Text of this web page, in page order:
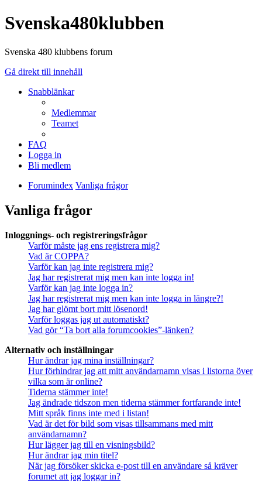
Svenska480klubben
Svenska 480 klubbens forum
Gå direkt till innehåll
Snabblänkar
Medlemmar
Teamet
FAQ
Logga in
Bli medlem
Forumindex Vanliga frågor
Vanliga frågor
Inloggnings- och registreringsfrågor
Varför måste jag ens registrera mig?
Vad är COPPA?
Varför kan jag inte registrera mig?
Jag har registrerat mig men kan inte logga in!
Varför kan jag inte logga in?
Jag har registrerat mig men kan inte logga in längre?!
Jag har glömt bort mitt lösenord!
Varför loggas jag ut automatiskt?
Vad gör “Ta bort alla forumcookies”-länken?
Alternativ och inställningar
Hur ändrar jag mina inställningar?
Hur förhindrar jag att mitt användarnamn visas i listorna över
vilka som är online?
Tiderna stämmer inte!
Jag ändrade tidszon men tiderna stämmer fortfarande inte!
Mitt språk finns inte med i listan!
Vad är det för bild som visas tillsammans med mitt
användarnamn?
Hur lägger jag till en visningsbild?
Hur ändrar jag min titel?
När jag försöker skicka e-post till en användare så kräver
forumet att jag loggar in?